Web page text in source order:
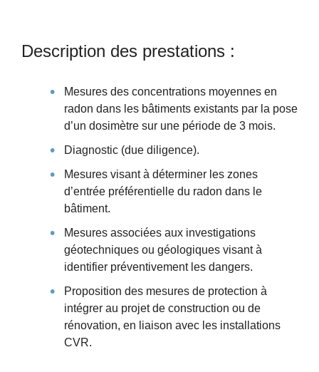
Description des prestations :
Mesures des concentrations moyennes en
radon dans les bâtiments existants par la pose
d’un dosimètre sur une période de 3 mois.
Diagnostic (due diligence).
Mesures visant à déterminer les zones
d’entrée préférentielle du radon dans le
bâtiment.
Mesures associées aux investigations
géotechniques ou géologiques visant à
identifier préventivement les dangers.
Proposition des mesures de protection à
intégrer au projet de construction ou de
rénovation, en liaison avec les installations
CVR.